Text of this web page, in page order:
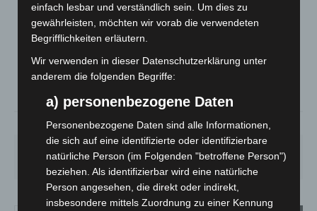
LANGENHAGEN
Klarer Himmel
20.9°C
51% 1.8m/s 2%
21° 34° 29° 23° 26°
einfach lesbar und verständlich sein. Um dies zu
gewährleisten, möchten wir vorab die verwendeten
Begrifflichkeiten erläutern.
Wir verwenden in dieser Datenschutzerklärung unter
anderem die folgenden Begriffe:
a) personenbezogene Daten
Personenbezogene Daten sind alle Informationen,
die sich auf eine identifizierte oder identifizierbare
natürliche Person (im Folgenden "betroffene Person")
beziehen. Als identifizierbar wird eine natürliche
Person angesehen, die direkt oder indirekt,
insbesondere mittels Zuordnung zu einer Kennung